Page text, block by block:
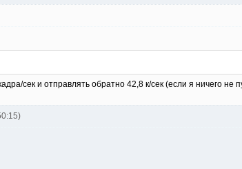
сек и отправлять обратно 42,8 к/сек (если я ничего